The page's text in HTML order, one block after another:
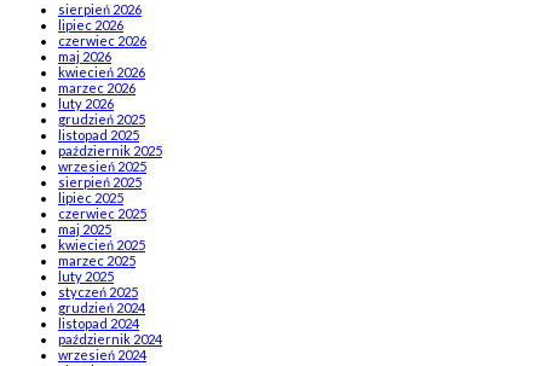
sierpień 2026
lipiec 2026
czerwiec 2026
maj 2026
kwiecień 2026
marzec 2026
luty 2026
grudzień 2025
listopad 2025
październik 2025
wrzesień 2025
sierpień 2025
lipiec 2025
czerwiec 2025
maj 2025
kwiecień 2025
marzec 2025
luty 2025
styczeń 2025
grudzień 2024
listopad 2024
październik 2024
wrzesień 2024